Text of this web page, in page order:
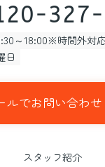
～18:00※時間外対
日
ルでお問い合わせ
スタッフ紹介